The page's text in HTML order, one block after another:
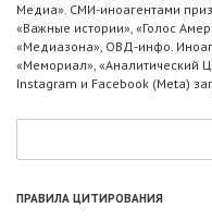
Медиа». СМИ-иноагентами
«Важные истории», «Голос
«Медиазона», ОВД-инфо.
«Мемориал», «Аналитический
Instagram и Facebook (Metа)
ПРАВИЛА ЦИТИРОВАНИЯ